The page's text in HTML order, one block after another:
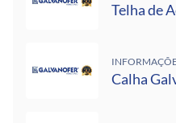
Telha de
Calha